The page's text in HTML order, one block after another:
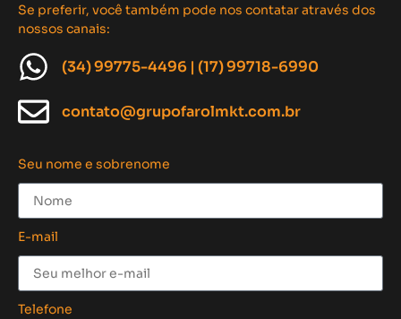
Se preferir, você também pode nos contatar através dos
nossos canais:
(34) 99775-4496 | (17) 99718-6990
contato@grupofarolmkt.com.br
Seu nome e sobrenome
E-mail
Telefone